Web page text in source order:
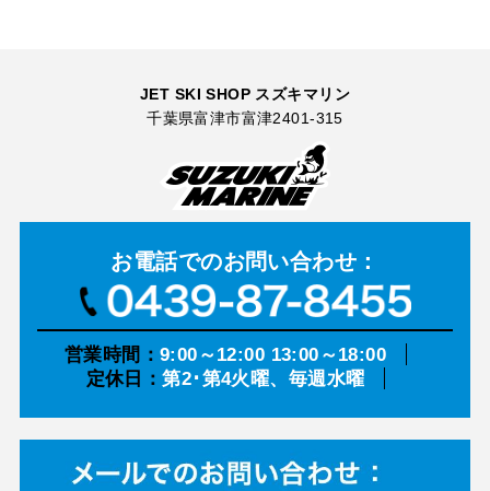
JET SKI SHOP スズキマリン
千葉県富津市富津2401-315
お電話でのお問い合わせ：
営業時間： 9:00～12:00 13:00～18:00
定休日：第2･第4火曜、毎週水曜